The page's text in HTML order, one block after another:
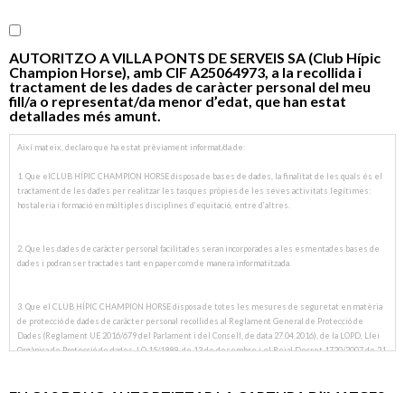
AUTORITZO A VILLA PONTS DE SERVEIS SA (Club Hípic
Champion Horse), amb CIF A25064973, a la recollida i
tractament de les dades de caràcter personal del meu
fill/a o representat/da menor d’edat, que han estat
detallades més amunt.
Així mateix, declaro que ha estat prèviament informat/da de:
1. Que elCLUB HÍPIC CHAMPION HORSE disposa de bases de dades, la finalitat de les quals és el
tractament de les dades per realitzar les tasques pròpies de les seves activitats legítimes:
hostaleria i formació en múltiples disciplines d’equitació, entre d’altres.
2. Que les dades de caràcter personal facilitades seran incorporades a les esmentades bases de
dades i podran ser tractades tant en paper com de manera informatitzada.
3. Que el CLUB HÍPIC CHAMPION HORSE disposa de totes les mesures de seguretat en matèria
de protecció de dades de caràcter personal recollides al Reglament General de Protecció de
Dades (Reglament UE 2016/679 del Parlament i del Consell, de data 27.04.2016), de la LOPD, Llei
Orgànica de Protecció de dades, LO 15/1999, de 13 de desembre i el Reial Decret 1720/2007 de 21